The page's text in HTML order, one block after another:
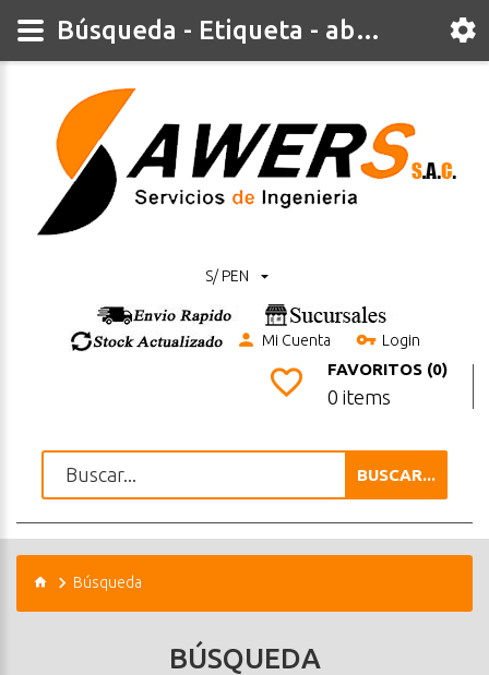
S/ PEN
Mi Cuenta Login
FAVORITOS (0)
0 items
BUSCAR...
Búsqueda
BÚSQUEDA
Búsqueda - Etiqueta - abrazadera